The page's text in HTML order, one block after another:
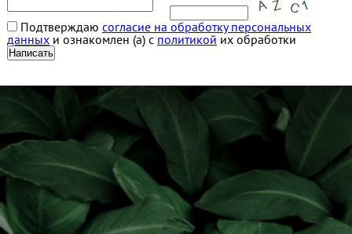
Подтверждаю согласие на обработку персональных
данныхи ознакомлен (а) с политикой их обработки